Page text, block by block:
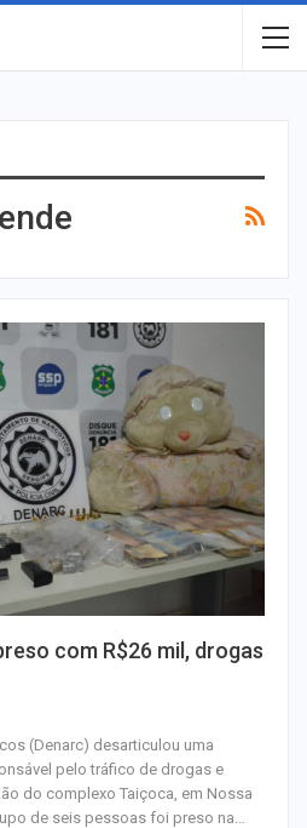
com R$26 mil, drogas
(Denarc) desarticulou uma
pelo tráfico de drogas e
do complexo Taiçoca, em Nossa
de seis pessoas foi preso na…